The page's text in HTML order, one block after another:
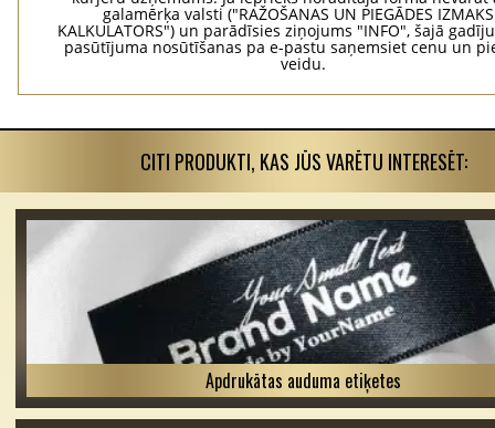
galamērķa valsti ("RAŽOŠANAS UN PIEGĀDES
KALKULATORS") un parādīsies ziņojums "INFO", šajā
pasūtījuma nosūtīšanas pa e-pastu saņemsiet cenu un
veidu.
CITI PRODUKTI, KAS JŪS VARĒTU INTERESĒT:
Apdrukātas auduma etiķetes